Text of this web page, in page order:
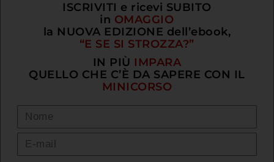
ISCRIVITI e ricevi SUBITO
in OMAGGIO
la NUOVA EDIZIONE dell’ebook,
“E SE SI STROZZA?”
IN PIÙ IMPARA
QUELLO CHE C’È DA SAPERE CON IL
MINICORSO